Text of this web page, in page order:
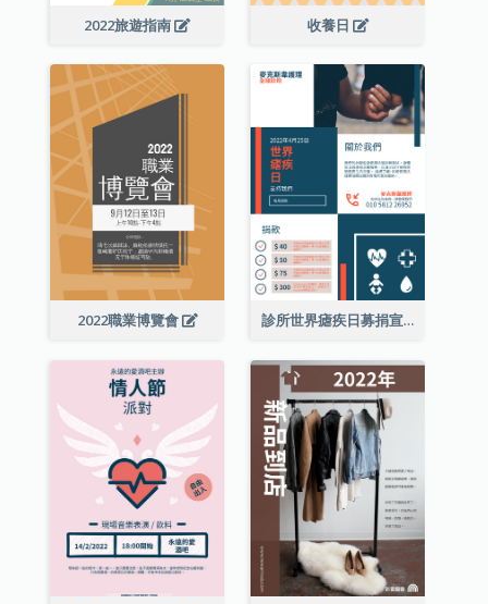
2022旅遊指南 收養日
2022職業博覽會 診所世界瘧疾日募捐宣傳單張